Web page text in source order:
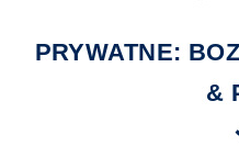
PRYWATNE:
&